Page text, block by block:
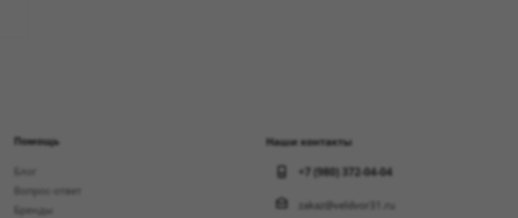
Помощь
Вопрос-ответ
Бренды
Наши контакты
+7 (980) 372-04-04
zakaz@veldvor31.ru